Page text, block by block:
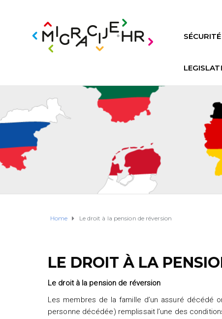
Home Le droit à la pension de réversion
LE DROIT À LA
Le droit à la pension de réversion
Les membres de la famille d’un assuré décédé
personne décédée) remplissait l’une des